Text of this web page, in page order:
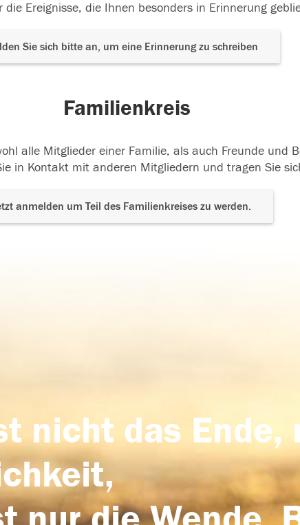
die Ereignisse, die Ihnen besonders in Erinnerung
Sie sich bitte an, um eine Erinnerung zu schreiben
Familienkreis
alle Mitglieder einer Familie, als auch Freunde und
in Kontakt mit anderen Mitgliedern und tragen Sie
anmelden um Teil des Familienkreises zu werden.
nicht das